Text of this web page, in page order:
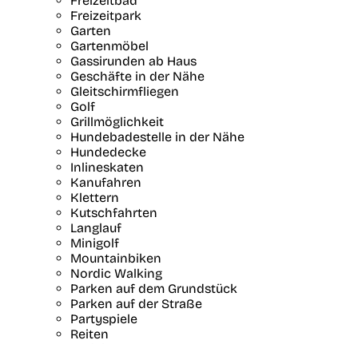
Freizeitpark
Garten
Gartenmöbel
Gassirunden ab Haus
Geschäfte in der Nähe
Gleitschirmfliegen
Golf
Grillmöglichkeit
Hundebadestelle in der Nähe
Hundedecke
Inlineskaten
Kanufahren
Klettern
Kutschfahrten
Langlauf
Minigolf
Mountainbiken
Nordic Walking
Parken auf dem Grundstück
Parken auf der Straße
Partyspiele
Reiten